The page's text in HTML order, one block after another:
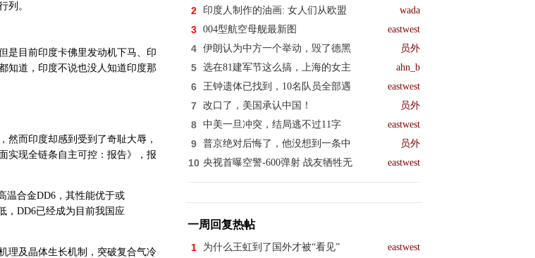
列。
是目前印度卡佛里发动机下马、印
知道，印度不说也没人知道印度那
然而印度却感到受到了奇耻大辱，
实现全链条自主可控：报告》，报
温合金DD6，其性能优于或
，DD6已经成为目前我国应
理及晶体生长机制，突破复合气冷
2 印度人制作的油画: 女人们从欧盟 wada
3 004型航空母舰最新图 eastwest
4 伊朗认为中方一个举动，毁了德黑 员外
5 选在81建军节这么搞，上海的女主 ahn_b
6 王钟遗体已找到，10名队员全部遇 eastwest
7 改口了，美国承认中国！ 员外
8 中美一旦冲突，结局逃不过11字 eastwest
9 普京绝对后悔了，他没想到一条中 员外
10 央视首曝空警-600弹射 战友牺牲无 eastwest
一周回复热帖
1 为什么王虹到了国外才被“看见” eastwest